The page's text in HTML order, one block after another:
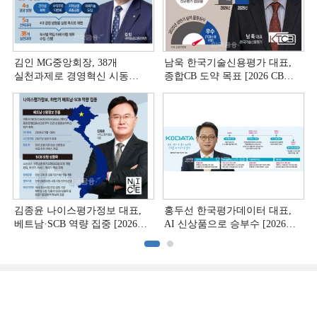
김인 MG중앙회장, 38개
실천과제로 경영혁신 시동
남욱 한국기술신용평가 대표,
종합CB 도약 목표 [2026 CB사
김종윤 나이스평가정보 대표,
베트남·SCB 역량 집중 [2026
홍두선 한국평가데이터 대표,
AI 신상품으로 승부수 [2026